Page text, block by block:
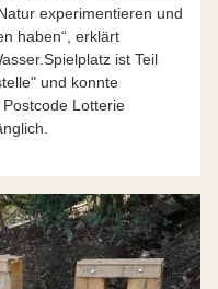
experimentieren und
haben“, erklärt
ist Teil
und konnte
Lotterie